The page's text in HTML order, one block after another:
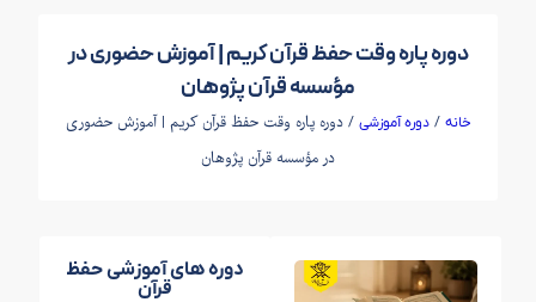
دوره پاره وقت حفظ قرآن کریم | آموزش حضوری در
مؤسسه قرآن پژوهان
خانه /دوره آموزشی / دوره پاره وقت حفظ قرآن کریم | آموزش حضوری
در مؤسسه قرآن پژوهان
دوره های آموزشی حفظ
قرآن